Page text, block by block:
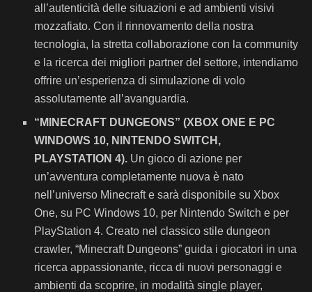
all’autenticità delle situazioni e ad ambienti visivi
mozzafiato. Con il rinnovamento della nostra
tecnologia, la stretta collaborazione con la community
e la ricerca dei migliori partner del settore, intendiamo
offrire un’esperienza di simulazione di volo
assolutamente all’avanguardia.
“ MINECRAFT DUNGEONS” (XBOX ONE E PC
WINDOWS 10, NINTENDO SWITCH,
PLAYSTATION 4). Un gioco di azione per
un’avventura completamente nuova è nato
nell’universo Minecraft e sarà disponibile su Xbox
One, su PC Windows 10, per Nintendo Switch e per
PlayStation 4. Creato nel classico stile dungeon
crawler, “Minecraft Dungeons” guida i giocatori in una
ricerca appassionante, ricca di nuovi personaggi e
ambienti da scoprire, in modalità single player,